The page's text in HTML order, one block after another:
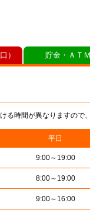
る時間が異なりますので
平日
9:00～19:00
8:00～19:00
9:00～16:00
） 貯金・ＡＴ